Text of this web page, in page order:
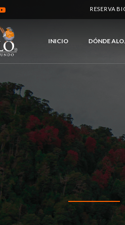
RESERVA
INICIO DÓNDE